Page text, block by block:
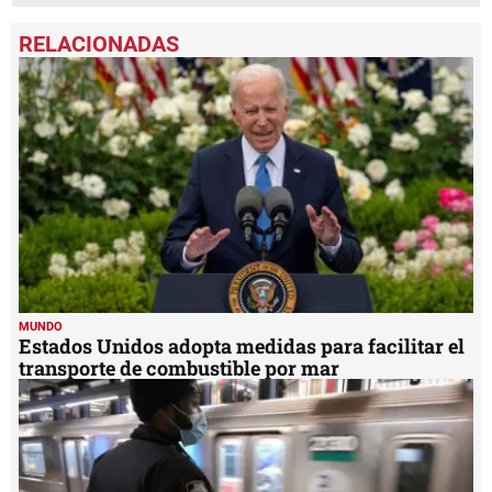
MUNDO
Estados Unidos adopta medidas para facilitar el
transporte de combustible por mar